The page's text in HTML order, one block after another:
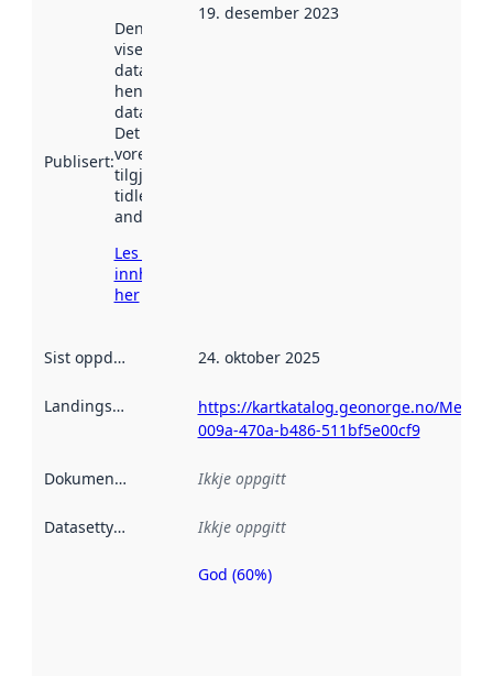
Publisert:
Denne datoen
viser når
datasettet vart
henta inn av
data.norge.no.
Det kan ha
vore
tilgjengeleg
tidlegare
andre stader.
Les meir om
innhenting
her
19. desember 2023
Sist oppdatert 24. oktober 2025
Landingsside
https://kartkatalog.geonorge.no/
009a-470a-b486-511bf5e00cf9
Dokumentasjon Ikkje oppgitt
Datasettype Ikkje oppgitt
Metadatakvalitet
God (60%)